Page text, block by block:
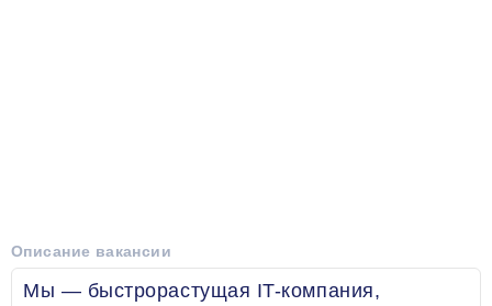
Описание вакансии
Мы — быстрорастущая IT-компания,